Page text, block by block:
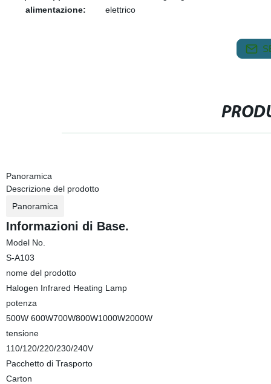
alimentazione:
elettrico
Panoramica
Descrizione del prodotto
Panoramica
Informazioni di Base.
Model No.
S-A103
nome del prodotto
Halogen Infrared Heating Lamp
potenza
500W 600W700W800W1000W2000W
tensione
110/120/220/230/240V
Pacchetto di Trasporto
Carton